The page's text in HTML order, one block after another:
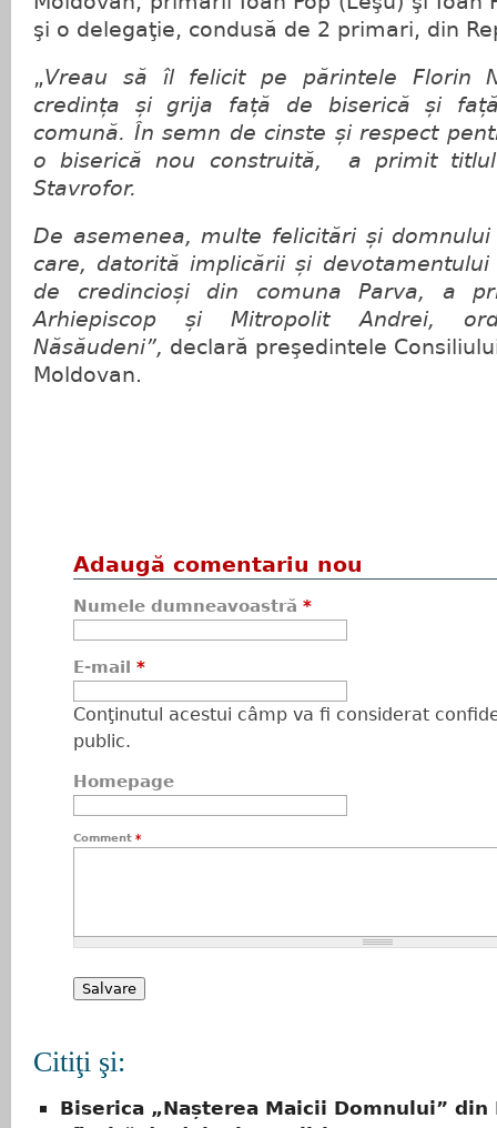
şi o delegaţie, condusă de 2 primari, din
„Vreau să îl felicit pe părintele Florin
credința și grija față de biserică și
comună. În semn de cinste și respect
o biserică nou construită, a primit
Stavrofor.
De asemenea, multe felicitări și
care, datorită implicării și
de credincioși din comuna Parva, a
Arhiepiscop și Mitropolit Andrei,
Năsăudeni”, declară preşedintele
Moldovan.
Adaugă comentariu nou
Numele dumneavoastră *
E-mail *
Conţinutul acestui câmp va fi considerat
public.
Homepage
Comment *
Citiţi şi:
Biserica „Nașterea Maicii Domnului” din